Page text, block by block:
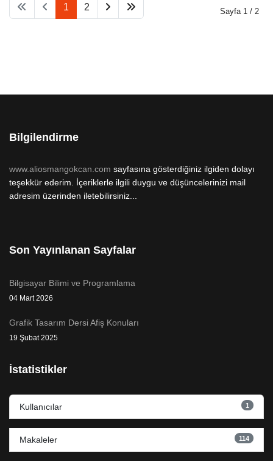
Sayfa 1 / 2
1 2
Bilgilendirme
www.aliosmangokcan.com sayfasına gösterdiğiniz ilgiden dolayı
teşekkür ederim. İçeriklerle ilgili duygu ve düşüncelerinizi mail
adresim üzerinden iletebilirsiniz...
Son Yayınlanan Sayfalar
Bilgisayar Bilimi ve Programlama
04 Mart 2026
Grafik Tasarım Dersi Afiş Konuları
19 Şubat 2025
İstatistikler
Kullanıcılar 1
Makaleler 114